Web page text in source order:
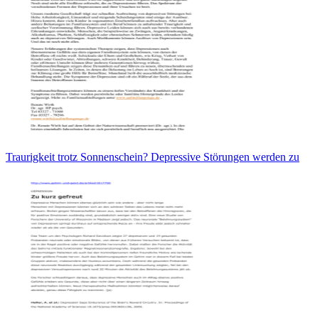
Traurigkeit trotz Sonnenschein? Depressive Störungen werden zu